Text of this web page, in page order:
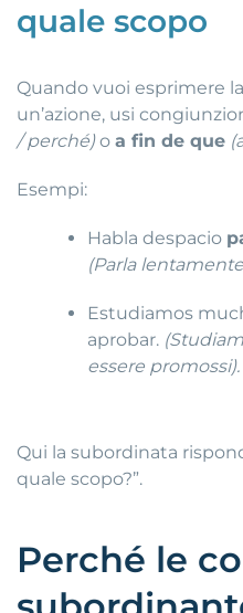
quale scopo
Quando vuoi esprimere
un’azione, usi
/ perché)o a fin de que
Esempi:
Habla despacio
(Parla lentamente
Estudiamos
aprobar.
essere promossi).
Qui la subordinata
quale scopo?”.
Perché le